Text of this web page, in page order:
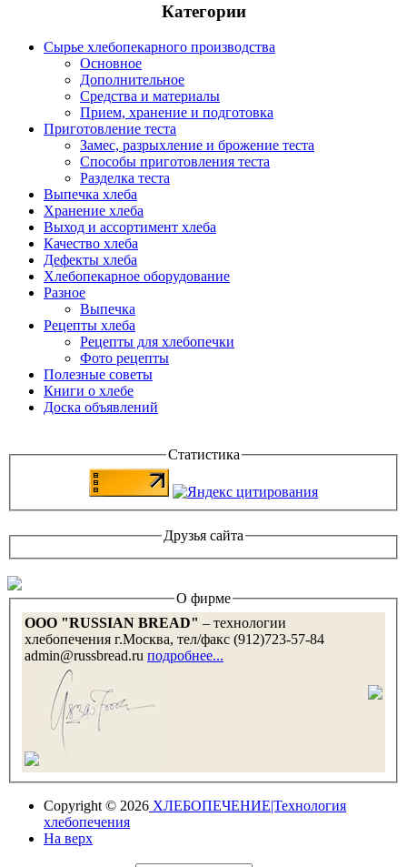
Категории
Сырье хлебопекарного производства
Основное
Дополнительное
Средства и материалы
Прием, хранение и подготовка
Приготовление теста
Замес, разрыхление и брожение теста
Способы приготовления теста
Разделка теста
Выпечка хлеба
Хранение хлеба
Выход и ассортимент хлеба
Качество хлеба
Дефекты хлеба
Хлебопекарное оборудование
Разное
Выпечка
Рецепты хлеба
Рецепты для хлебопечки
Фото рецепты
Полезные советы
Книги о хлебе
Доска объявлений
Статистика
Друзья сайта
О фирме
OOO "RUSSIAN BREAD" – технологии
хлебопечения г.Москва, тел/факс (912)723-57-84
admin@russbread.ru подробнее...
Copyright © 2026 ХЛЕБОПЕЧЕНИЕ|Технология
хлебопечения
На верх